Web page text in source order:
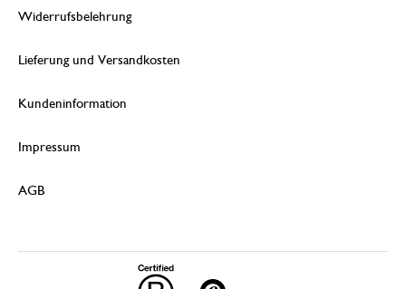
Widerrufsbelehrung
Lieferung und Versandkosten
Kundeninformation
Impressum
AGB